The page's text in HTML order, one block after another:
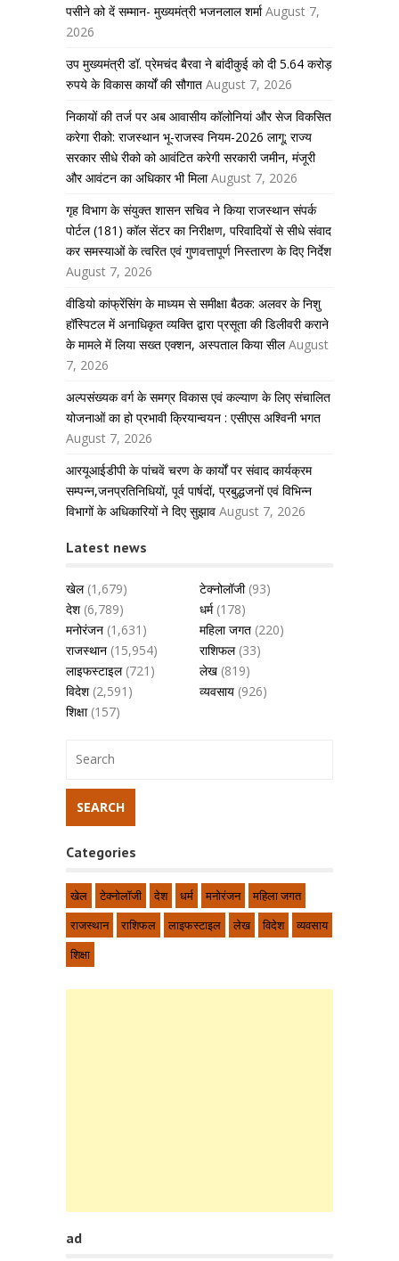
पसीने को दें सम्मान- मुख्यमंत्री भजनलाल शर्मा August 7,
2026
उप मुख्यमंत्री डॉ. प्रेमचंद बैरवा ने बांदीकुई को दी 5.64 करोड़
रुपये के विकास कार्यों की सौगात August 7, 2026
निकायों की तर्ज पर अब आवासीय कॉलोनियां और सेज विकसित
करेगा रीको: राजस्थान भू-राजस्व नियम-2026 लागू; राज्य
सरकार सीधे रीको को आवंटित करेगी सरकारी जमीन, मंजूरी
और आवंटन का अधिकार भी मिला August 7, 2026
गृह विभाग के संयुक्त शासन सचिव ने किया राजस्थान संपर्क
पोर्टल (181) कॉल सेंटर का निरीक्षण, परिवादियों से सीधे संवाद
कर समस्याओं के त्वरित एवं गुणवत्तापूर्ण निस्तारण के दिए निर्देश
August 7, 2026
वीडियो कांफ्रेंसिंग के माध्यम से समीक्षा बैठक: अलवर के निशु
हॉस्पिटल में अनाधिकृत व्यक्ति द्वारा प्रसूता की डिलीवरी कराने
के मामले में लिया सख्त एक्शन, अस्पताल किया सील August
7, 2026
अल्पसंख्यक वर्ग के समग्र विकास एवं कल्याण के लिए संचालित
योजनाओं का हो प्रभावी क्रियान्वयन : एसीएस अश्विनी भगत
August 7, 2026
आरयूआईडीपी के पांचवें चरण के कार्यों पर संवाद कार्यक्रम
सम्पन्न,जनप्रतिनिधियों, पूर्व पार्षदों, प्रबुद्धजनों एवं विभिन्न
विभागों के अधिकारियों ने दिए सुझाव August 7, 2026
Latest news
खेल(1,679) टेक्नोलॉजी(93)
देश(6,789) धर्म(178)
मनोरंजन (1,631) महिला जगत (220)
राजस्थान (15,954) राशिफल(33)
लाइफस्टाइल(721) लेख (819)
विदेश(2,591) व्यवसाय (926)
शिक्षा(157)
Categories
खेल टेक्नोलॉजी देश धर्म मनोरंजन
महिला जगत
राजस्थान
राशिफल लाइफस्टाइल लेख विदेश
व्यवसाय
शिक्षा
ad